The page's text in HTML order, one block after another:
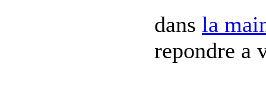
dans la
repondre a